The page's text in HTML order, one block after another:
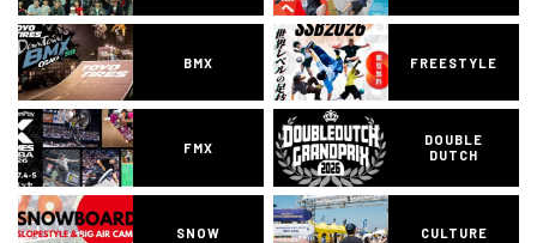
BMX FREESTYLE
FMX
DOUBLE
DUTCH
SNOW CULTURE